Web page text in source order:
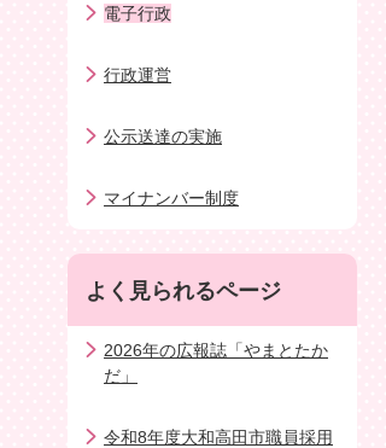
電子行政
行政運営
公示送達の実施
マイナンバー制度
よく見られるページ
2026年の広報誌「やまとたか
だ」
令和8年度大和高田市職員採用